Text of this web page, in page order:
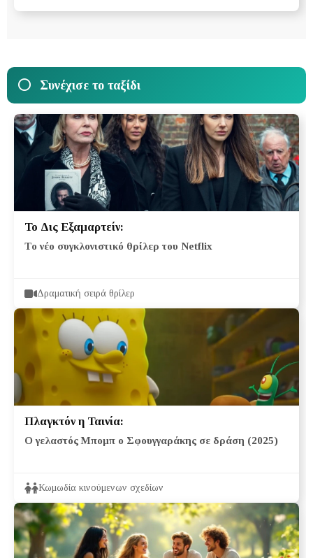
Συνέχισε το ταξίδι
Το Δις Εξαμαρτείν:
Το νέο συγκλονιστικό θρίλερ του Netflix
Δραματική σειρά θρίλερ
Πλαγκτόν η Ταινία:
Ο γελαστός Μπομπ ο Σφουγγαράκης σε δράση (2025)
Κωμωδία κινούμενων σχεδίων